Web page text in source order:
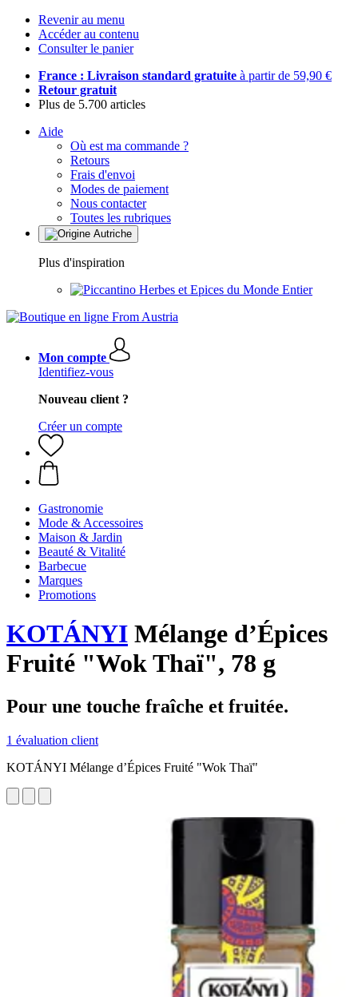
Revenir au menu
Accéder au contenu
Consulter le panier
France : Livraison standard gratuite à partir de 59,90 €
Retour gratuit
Plus de 5.700 articles
Aide
Où est ma commande ?
Retours
Frais d'envoi
Modes de paiement
Nous contacter
Toutes les rubriques
Plus d'inspiration
Herbes et Epices du Monde Entier
Mon compte
Identifiez-vous
Nouveau client ?
Créer un compte
Gastronomie
Mode & Accessoires
Maison & Jardin
Beauté & Vitalité
Barbecue
Marques
Promotions
KOTÁNYI Mélange d’Épices
Fruité "Wok Thaï", 78 g
Pour une touche fraîche et fruitée.
1 évaluation client
KOTÁNYI Mélange d’Épices Fruité "Wok Thaï"